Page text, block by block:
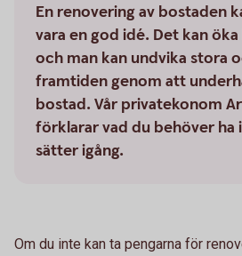
En renovering av bostaden
vara en god idé. Det kan
och man kan undvika stora
framtiden genom att
bostad. Vår privatekonom
förklarar vad du behöver ha
sätter igång.
Om du inte kan ta pengarna för